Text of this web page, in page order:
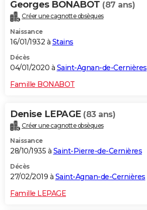
Georges BONABOT (87 ans)
Créer une cagnotte obsèques
Naissance
16/01/1932 à Stains
Décès
04/01/2020 à Saint-Agnan-de-Cernières
Famille BONABOT
Denise LEPAGE (83 ans)
Créer une cagnotte obsèques
Naissance
28/10/1935 à Saint-Pierre-de-Cernières
Décès
27/02/2019 à Saint-Agnan-de-Cernières
Famille LEPAGE